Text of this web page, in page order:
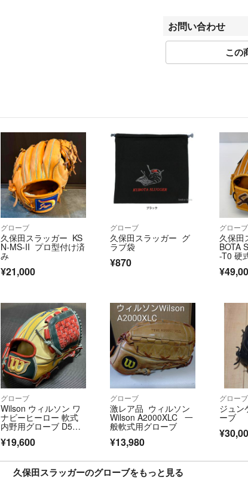
・値下げ時、値下げ後
店へ返送となります
さい。
■返品
・品質管理には充分
違う場合や、商品の
商品到着後7日以内ま
・なお、お客様のご
・受取拒否の場合、
送、返金は一切お受
■適格請求書発行事業
■古物商許可証
・名称：ブックオフ福
・許可公安委員会名：
・許可証番号：第
＝＝＝＝＝＝＝＝＝
こちらのアカウントは
社によって運営されて
▼特商法
https://fril.jp/ts/
お問い合わせ
この
グローブ
久保田スラッガー KS
N-MS-II プロ型付け済
み
¥21,000
グローブ
久保田スラッガー グ
ラブ袋
¥870
グローブ
久保田
BOTA
-T0 硬
野手
ブ 右
グローブ
Wilson ウィルソン ワ
ナビーヒーロー 軟式
内野用グローブ D5
¥19,600
グローブ
激レア品 ウィルソン
Wilson A2000XLC 一
般軟式用グローブ
¥13,980
グローブ
ジュン
ーブ
久保田スラッガーのグローブをもっと見る